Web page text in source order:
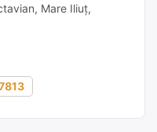
Mare Iliuț,